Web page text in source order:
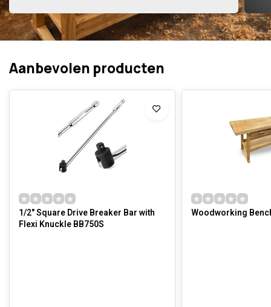
Aanbevolen producten
1/2" Square Drive Breaker Bar with
Flexi Knuckle BB750S
Woodworking